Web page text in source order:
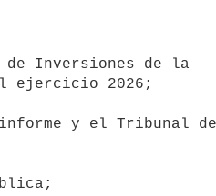
ejercicio 2026;